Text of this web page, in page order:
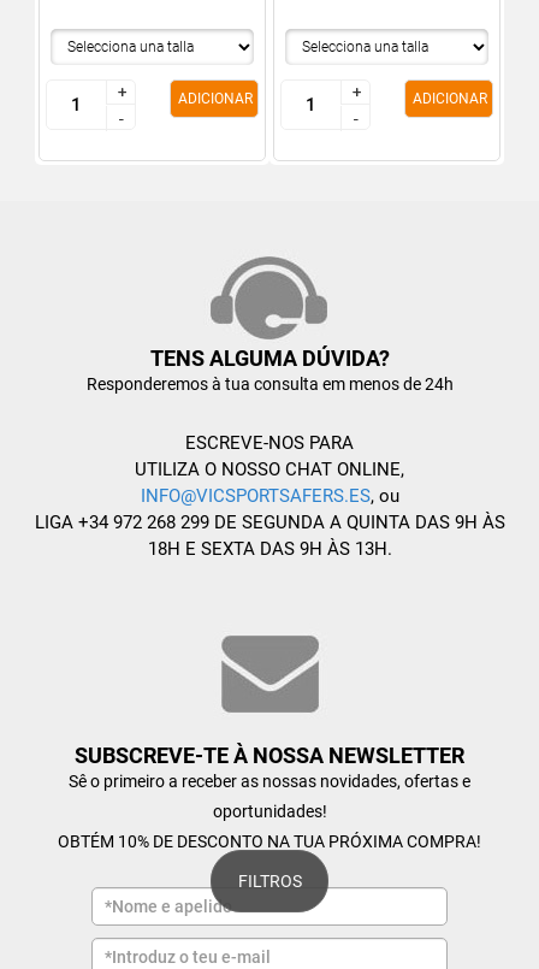
FILTROS
+
-
+
-
ADICIONAR
+
-
+
-
ADICIONAR
TENS ALGUMA DÚVIDA?
Responderemos à tua consulta em menos de 24h
ESCREVE-NOS PARA
UTILIZA O NOSSO CHAT ONLINE,
INFO@VICSPORTSAFERS.ES, ou
LIGA +34 972 268 299 DE SEGUNDA A QUINTA DAS 9H ÀS
18H E SEXTA DAS 9H ÀS 13H.
SUBSCREVE-TE À NOSSA NEWSLETTER
Sê o primeiro a receber as nossas novidades, ofertas e
oportunidades!
OBTÉM 10% DE DESCONTO NA TUA PRÓXIMA COMPRA!